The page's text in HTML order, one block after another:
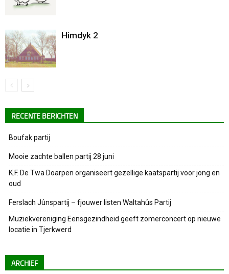
Himdyk 2
RECENTE BERICHTEN
Boufak partij
Mooie zachte ballen partij 28 juni
K.F. De Twa Doarpen organiseert gezellige kaatspartij voor jong en
oud
Ferslach Jûnspartij – fjouwer listen Waltahûs Partij
Muziekvereniging Eensgezindheid geeft zomerconcert op nieuwe
locatie in Tjerkwerd
ARCHIEF